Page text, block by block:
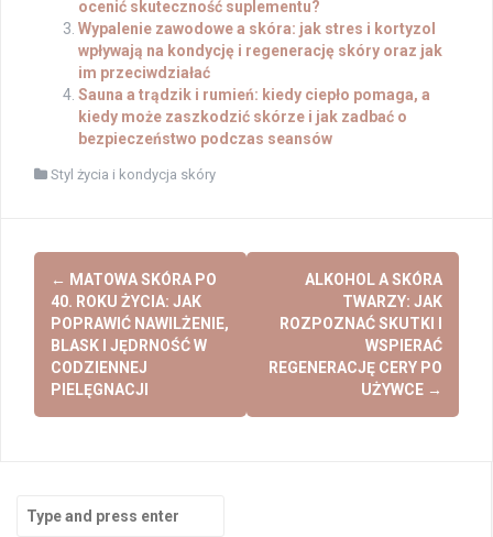
ocenić skuteczność suplementu?
Wypalenie zawodowe a skóra: jak stres i kortyzol
wpływają na kondycję i regenerację skóry oraz jak
im przeciwdziałać
Sauna a trądzik i rumień: kiedy ciepło pomaga, a
kiedy może zaszkodzić skórze i jak zadbać o
bezpieczeństwo podczas seansów
Styl życia i kondycja skóry
Post
navigation
← MATOWA SKÓRA PO
40. ROKU ŻYCIA: JAK
POPRAWIĆ NAWILŻENIE,
BLASK I JĘDRNOŚĆ W
CODZIENNEJ
PIELĘGNACJI
ALKOHOL A SKÓRA
TWARZY: JAK
ROZPOZNAĆ SKUTKI I
WSPIERAĆ
REGENERACJĘ CERY PO
UŻYWCE →
for: